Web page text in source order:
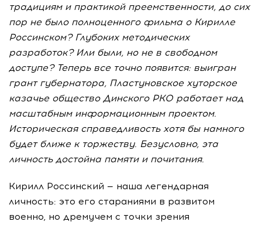
традициям и практикой преемственности, до сих
пор не было полноценного фильма о Кирилле
Россинском? Глубоких методических
разработок? Или были, но не в свободном
доступе? Теперь все точно появится: выигран
грант губернатора, Пластуновское хуторское
казачье общество Динского РКО работает над
масштабным информационным проектом.
Историческая справедливость хотя бы намного
будет ближе к торжеству. Безусловно, эта
личность достойна памяти и почитания.
Кирилл Россинский — наша легендарная
личность: это его стараниями в развитом
военно, но дремучем с точки зрения